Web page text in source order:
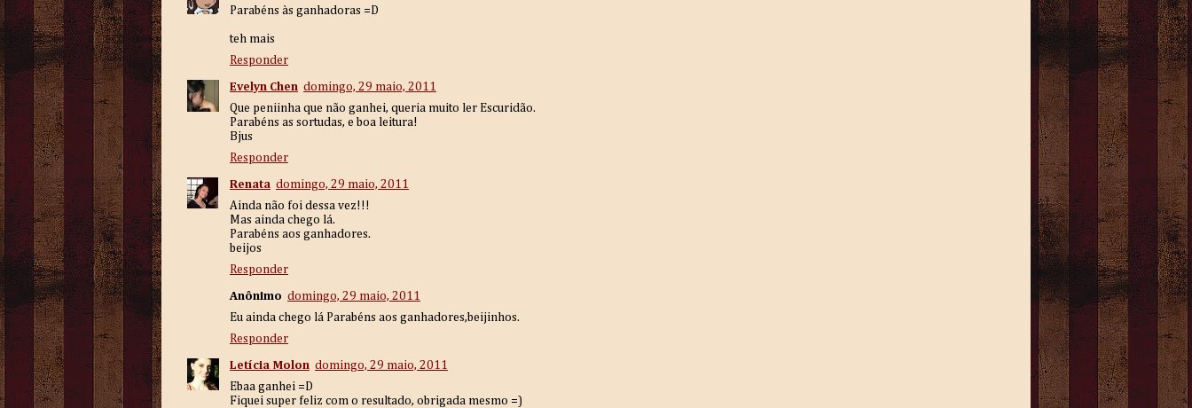
Parabéns às ganhadoras =D
teh mais
Responder
Evelyn Chen domingo, 29 maio, 2011
Que peniinha que não ganhei, queria muito ler Escuridão.
Parabéns as sortudas, e boa leitura!
Bjus
Responder
Renata domingo, 29 maio, 2011
Ainda não foi dessa vez!!!
Mas ainda chego lá.
Parabéns aos ganhadores.
beijos
Responder
Anônimo domingo, 29 maio, 2011
Eu ainda chego lá Parabéns aos ganhadores,beijinhos.
Responder
Letícia Molon domingo, 29 maio, 2011
Ebaa ganhei =D
Fiquei super feliz com o resultado, obrigada mesmo =)